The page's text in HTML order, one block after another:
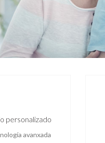
personalizado
avanxada